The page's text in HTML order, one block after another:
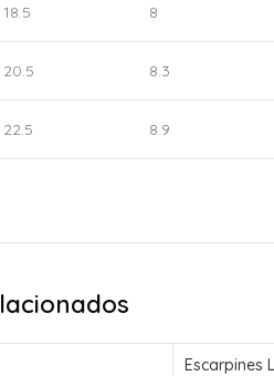
18.5 8
20.5 8.3
22.5 8.9
Escarpines